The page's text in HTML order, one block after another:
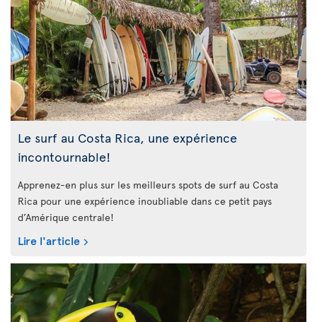
Le surf au Costa Rica, une expérience
incontournable!
Apprenez-en plus sur les meilleurs spots de surf au Costa
Rica pour une expérience inoubliable dans ce petit pays
d’Amérique centrale!
Lire l'article